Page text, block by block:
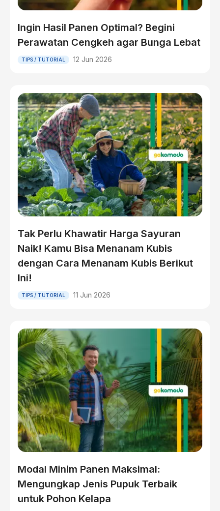
Ingin Hasil Panen Optimal? Begini
Perawatan Cengkeh agar Bunga Lebat
TIPS / TUTORIAL 12 Jun 2026
Tak Perlu Khawatir Harga Sayuran
Naik! Kamu Bisa Menanam Kubis
dengan Cara Menanam Kubis Berikut
Ini!
TIPS / TUTORIAL 11 Jun 2026
Modal Minim Panen Maksimal:
Mengungkap Jenis Pupuk Terbaik
untuk Pohon Kelapa